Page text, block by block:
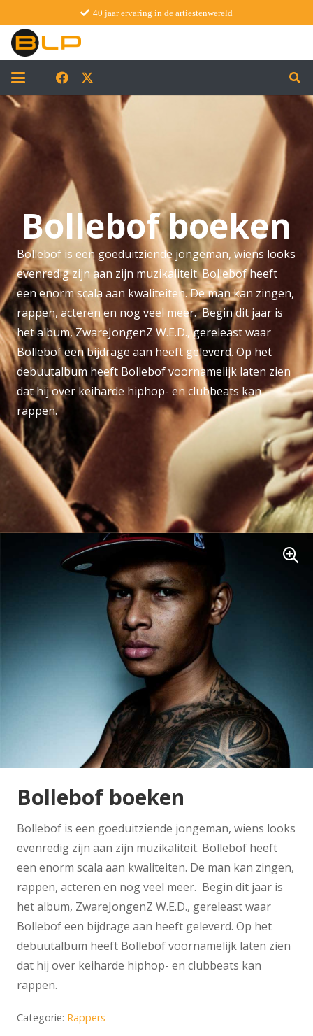
40 jaar ervaring in de artiestenwereld
Bollebof boeken
Bollebof is een goeduitziende jongeman, wiens looks
evenredig zijn aan zijn muzikaliteit. Bollebof heeft
een enorm scala aan kwaliteiten. De man kan zingen,
rappen, acteren en nog veel meer. Begin dit jaar is
het album, ZwareJongenZ W.E.D., gereleast waar
Bollebof een bijdrage aan heeft geleverd. Op het
debuutalbum heeft Bollebof voornamelijk laten zien
dat hij over keiharde hiphop- en clubbeats kan
rappen.
Bollebof boeken
Bollebof is een goeduitziende jongeman, wiens looks
evenredig zijn aan zijn muzikaliteit. Bollebof heeft
een enorm scala aan kwaliteiten. De man kan zingen,
rappen, acteren en nog veel meer. Begin dit jaar is
het album, ZwareJongenZ W.E.D., gereleast waar
Bollebof een bijdrage aan heeft geleverd. Op het
debuutalbum heeft Bollebof voornamelijk laten zien
dat hij over keiharde hiphop- en clubbeats kan
rappen.
Categorie: Rappers